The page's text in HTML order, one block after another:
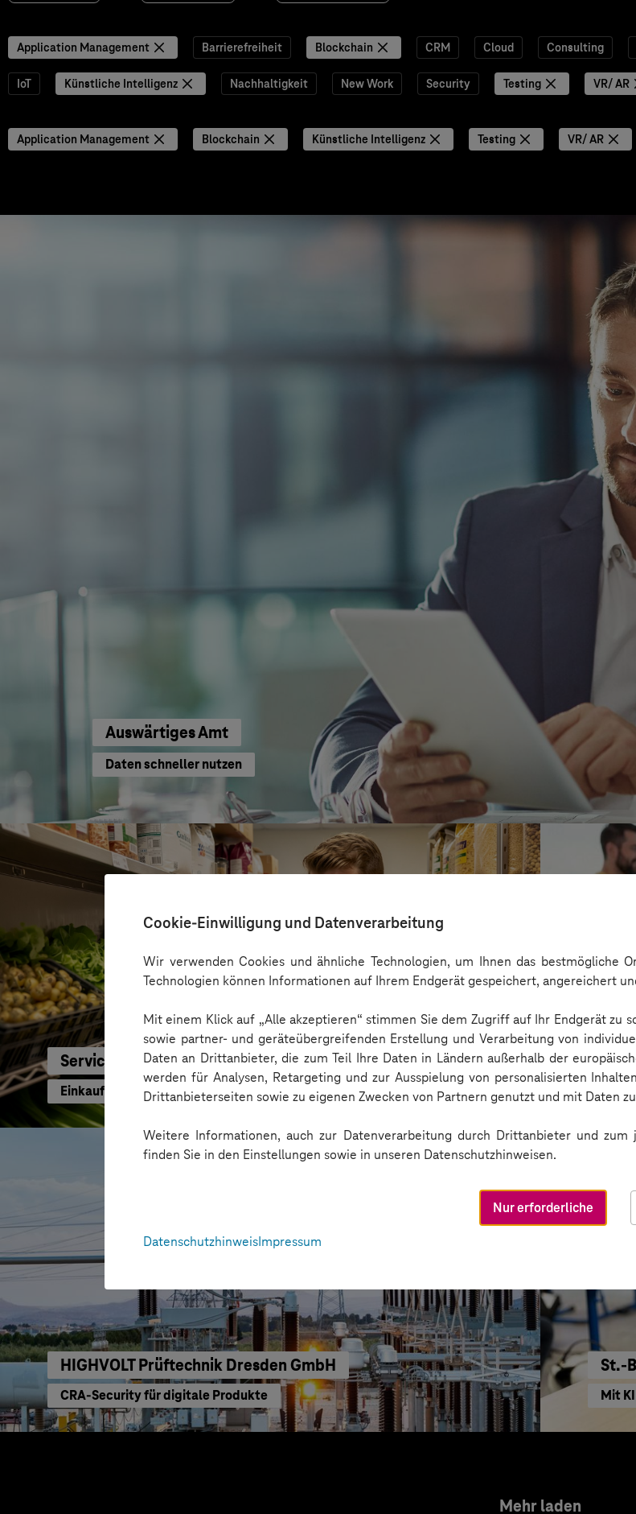
Cookie-Einwilligung und Datenverarbeitung
Wir verwenden Cookies und ähnliche Technologien, um Ihnen das bestmögliche
Technologien können Informationen auf Ihrem Endgerät gespeichert, angereichert
Mit einem Klick auf „Alle akzeptieren“ stimmen Sie dem Zugriff auf Ihr Endgerät zu
sowie partner- und geräteübergreifenden Erstellung und Verarbeitung von
Daten an Drittanbieter, die zum Teil Ihre Daten in Ländern außerhalb der
werden für Analysen, Retargeting und zur Ausspielung von personalisierten
Drittanbieterseiten sowie zu eigenen Zwecken von Partnern genutzt und mit Daten
Weitere Informationen, auch zur Datenverarbeitung durch Drittanbieter und
finden Sie in den Einstellungen sowie in unseren Datenschutzhinweisen.
Nur erforderliche
DatenschutzhinweisImpressum
Application Management Barrierefreiheit Blockchain CRM Cloud Consulting
IoT Künstliche Intelligenz Nachhaltigkeit New Work Security Testing VR/ AR
Application Management Blockchain Künstliche Intelligenz Testing VR/ AR
Auswärtiges Amt
Daten schneller nutzen
Service-Bund
Einkaufen mit KI neu gedacht KI für
HIGHVOLT Prüftechnik Dresden GmbH
CRA-Security für digitale Produkte
St.-
Mit
Mehr laden